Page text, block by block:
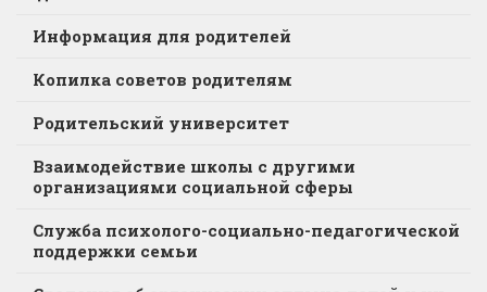
Информация для родителей
Копилка советов родителям
Родительский университет
Взаимодействие школы с другими
организациями социальной сферы
Служба психолого-социально-педагогической
поддержки семьи